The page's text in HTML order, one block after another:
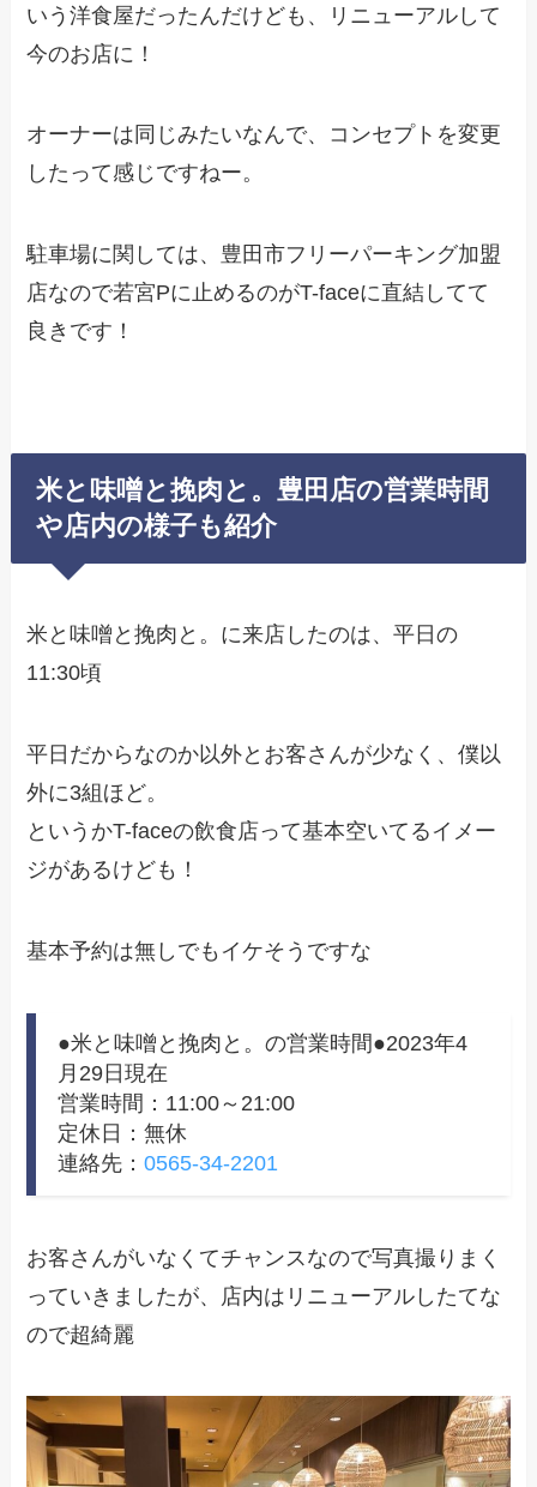
いう洋食屋だったんだけども、リニューアルして
今のお店に！
オーナーは同じみたいなんで、コンセプトを変更
したって感じですねー。
駐車場に関しては、豊田市フリーパーキング加盟
店なので若宮Pに止めるのがT-faceに直結してて
良きです！
米と味噌と挽肉と。豊田店の営業時間
や店内の様子も紹介
米と味噌と挽肉と。に来店したのは、平日の
11:30頃
平日だからなのか以外とお客さんが少なく、僕以
外に3組ほど。
というかT-faceの飲食店って基本空いてるイメー
ジがあるけども！
基本予約は無しでもイケそうですな
●米と味噌と挽肉と。の営業時間●2023年4
月29日現在
営業時間：11:00～21:00
定休日：無休
連絡先：0565-34-2201
お客さんがいなくてチャンスなので写真撮りまく
っていきましたが、店内はリニューアルしたてな
ので超綺麗